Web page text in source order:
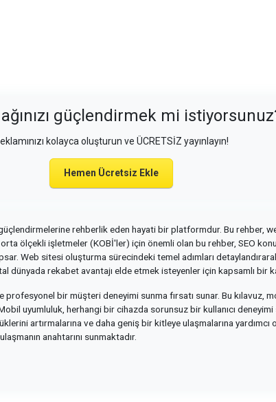
güçlendirmek mi
kolayca oluşturun ve ÜCRETSİZ yayınlayın!
Hemen Ücretsiz Ekle
rehberlik eden hayati bir platformdur. Bu rehber,
orta ölçekli işletmeler (KOBİ'ler) için önemli olan bu rehber, SEO
Web sitesi oluşturma sürecindeki temel adımları
dünyada rekabet avantajı elde etmek isteyenler için kapsamlı bir
profesyonel bir müşteri deneyimi sunma fırsatı sunar. Bu
uyumluluk, herhangi bir cihazda sorunsuz bir kullanıcı
artırmalarına ve daha geniş bir kitleye ulaşmalarına
anahtarını sunmaktadır.